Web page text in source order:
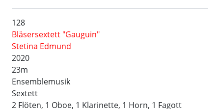
128
Bläsersextett "Gauguin"
Stetina Edmund
2020
23m
Ensemblemusik
Sextett
2 Flöten, 1 Oboe, 1 Klarinette, 1 Horn, 1 Fagott